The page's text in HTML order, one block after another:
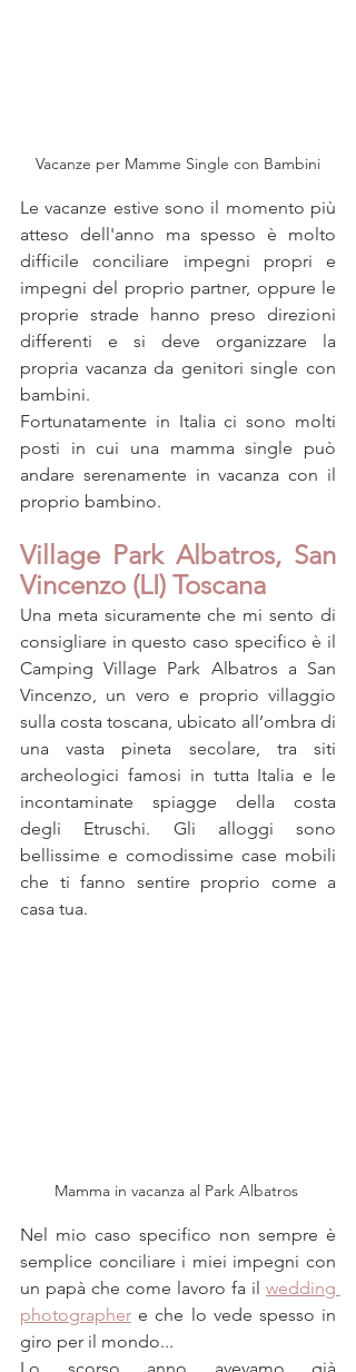
Vacanze per Mamme Single con Bambini
Le vacanze estive sono il momento più
atteso dell'anno ma spesso è molto
difficile conciliare impegni propri e
impegni del proprio partner, oppure le
proprie strade hanno preso direzioni
differenti e si deve organizzare la
propria vacanza da genitori single con
bambini.
Fortunatamente in Italia ci sono molti
posti in cui una mamma single può
andare serenamente in vacanza con il
proprio bambino.
Village Park Albatros, San
Vincenzo (LI) Toscana
Una meta sicuramente che mi sento di
consigliare in questo caso specifico è il
Camping Village Park Albatros a San
Vincenzo, un vero e proprio villaggio
sulla costa toscana, ubicato all’ombra di
una vasta pineta secolare, tra siti
archeologici famosi in tutta Italia e le
incontaminate spiagge della costa
degli Etruschi. Gli alloggi sono
bellissime e comodissime case mobili
che ti fanno sentire proprio come a
casa tua.
Mamma in vacanza al Park Albatros
Nel mio caso specifico non sempre è
semplice conciliare i miei impegni con
un papà che come lavoro fa il wedding
photographer e che lo vede spesso in
giro per il mondo...